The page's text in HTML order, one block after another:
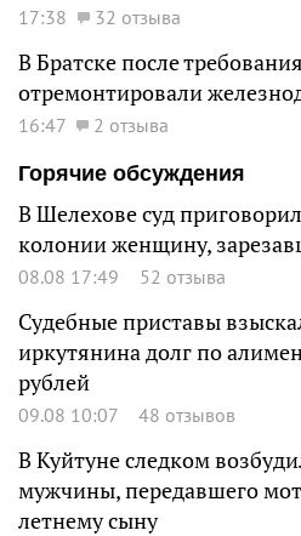
17:38 32 отзыва
В Братске после
отремонтировали
16:47
2 отзыва
Горячие обсуждения
В Шелехове суд
колонии женщину,
08.08 17:49 52 отзыва
Судебные приставы
иркутянина долг по
рублей
09.08 10:07 48 отзывов
В Куйтуне следком
мужчины, передавшего
летнему сыну